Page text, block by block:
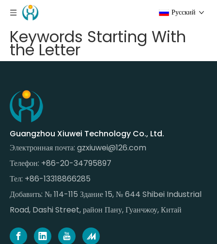
Pусский
Keywords Starting With
the Letter
Guangzhou Xiuwei Technology Co., Ltd.
Электронная почта: gzxiuwei@126.com
Телефон: +86-20-34795897
Тел: +86-13318866285
Добавить: № 114-115 Здание 15, № 644 Shibei Industrial
Road, Dashi Street, район Пану, Гуанчжоу, Китай